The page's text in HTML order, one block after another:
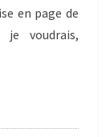
en page de
voudrais,